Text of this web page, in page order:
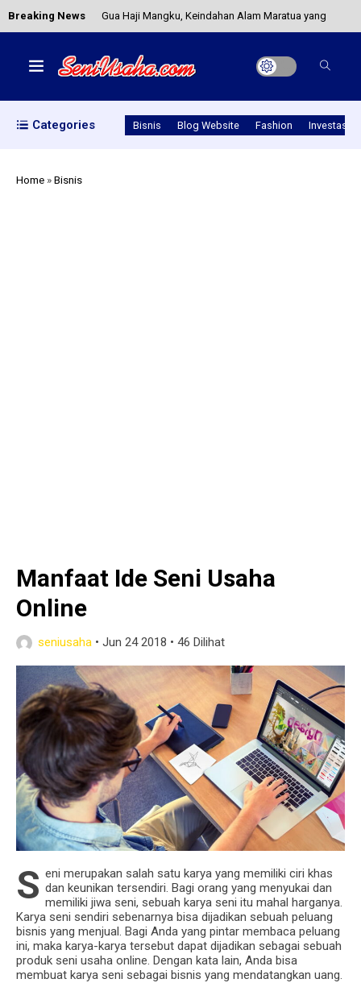
Breaking News
Memulai Usaha Katering Tanpa Modal di Rumah
Cara Memulai Bisnis Jasa Penulisan Artikel Online
Categories Bisnis Blog Website Fashion Investasi
Home »Bisnis
Manfaat Ide Seni Usaha
Online
seniusaha • Jun 24 2018 • 46 Dilihat
S eni merupakan salah satu karya yang memiliki ciri khas
dan keunikan tersendiri. Bagi orang yang menyukai dan
memiliki jiwa seni, sebuah karya seni itu mahal harganya.
Karya seni sendiri sebenarnya bisa dijadikan sebuah peluang
bisnis yang menjual. Bagi Anda yang pintar membaca peluang
ini, maka karya-karya tersebut dapat dijadikan sebagai sebuah
produk seni usaha online. Dengan kata lain, Anda bisa
membuat karya seni sebagai bisnis yang mendatangkan uang.